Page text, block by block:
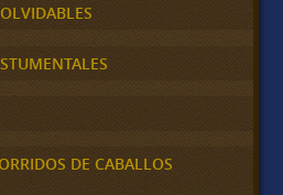
DE CABALLOS